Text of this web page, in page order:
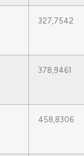
327,7542
378,9461
458,8306